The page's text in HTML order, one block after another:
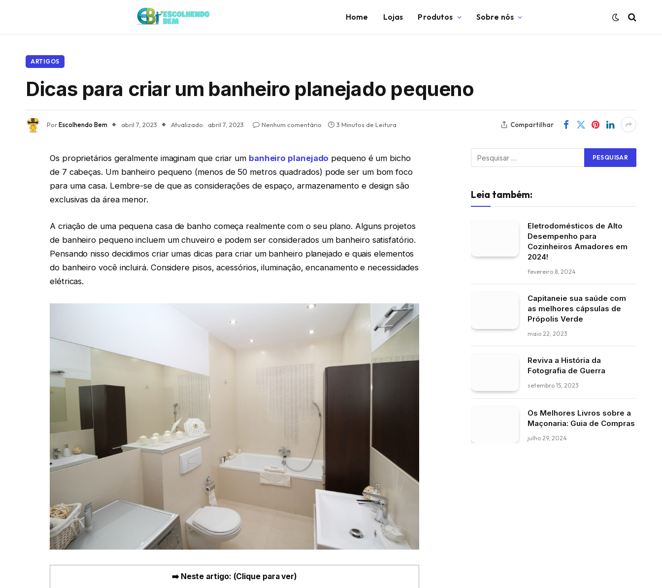
Home Lojas Produtos Sobre nós
ARTIGOS
Dicas para criar um banheiro planejado pequeno
PorEscolhendo Bem abril 7, 2023 Atualizado: abril 7, 2023 Nenhum comentário 3 Minutos de Leitura Compartilhar
Os proprietários geralmente imaginam que criar um banheiro planejado pequeno é um bicho
de 7 cabeças. Um banheiro pequeno (menos de 50 metros quadrados) pode ser um bom foco
para uma casa. Lembre-se de que as considerações de espaço, armazenamento e design são
exclusivas da área menor.
A criação de uma pequena casa de banho começa realmente com o seu plano. Alguns projetos
de banheiro pequeno incluem um chuveiro e podem ser considerados um banheiro satisfatório.
Pensando nisso decidimos criar umas dicas para criar um banheiro planejado e quais elementos
do banheiro você incluirá. Considere pisos, acessórios, iluminação, encanamento e necessidades
elétricas.
➡️ Neste artigo: (Clique para ver)
Leia também:
Eletrodomésticos de Alto
Desempenho para
Cozinheiros Amadores em
2024!
fevereiro 8, 2024
Capitaneie sua saúde com
as melhores cápsulas de
Própolis Verde
maio 22, 2023
Reviva a História da
Fotografia de Guerra
setembro 15, 2023
Os Melhores Livros sobre a
Maçonaria: Guia de Compras
julho 29, 2024